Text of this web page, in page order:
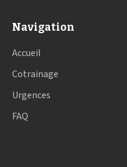
Navigation
Accueil
Cotrainage
Urgences
FAQ